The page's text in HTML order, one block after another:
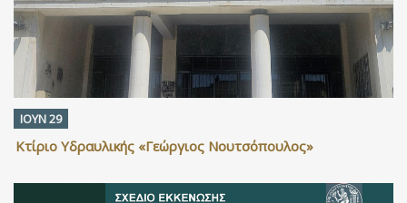
ΙΟΥΝ 29
Κτίριο Υδραυλικής «Γεώργιος Νουτσόπουλος»